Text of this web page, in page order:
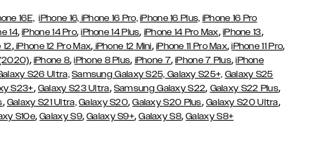
16E, iPhone 16, iPhone 16 Pro, iPhone 16 Plus, iPhone 16 Pro
14,iPhone 14 Pro,iPhone 14 Plus, iPhone 14 Pro Max, iPhone 13,
12,iPhone 12 Pro Max, iPhone 12 Mini, iPhone 11 Pro Max,iPhone 11 Pro,
, iPhone 8,iPhone 8 Plus, iPhone 7,iPhone 7 Plus,iPhone
S26 Ultra, Samsung Galaxy S25, Galaxy S25+, Galaxy S25
S23+, Galaxy S23 Ultra, Samsung Galaxy S22, Galaxy S22 Plus,
, Galaxy S21 Ultra, Galaxy S20,Galaxy S20 Plus, Galaxy S20 Ultra,
S10e,Galaxy S9,Galaxy S9+,Galaxy S8,Galaxy S8+